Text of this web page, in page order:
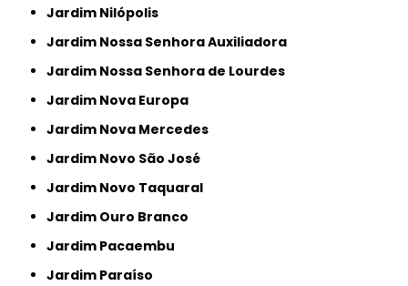
Jardim Nilópolis
Jardim Nossa Senhora Auxiliadora
Jardim Nossa Senhora de Lourdes
Jardim Nova Europa
Jardim Nova Mercedes
Jardim Novo São José
Jardim Novo Taquaral
Jardim Ouro Branco
Jardim Pacaembu
Jardim Paraíso